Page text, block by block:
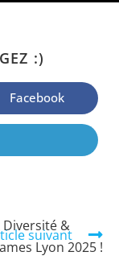
:)
Facebook
suivant
Lyon 2025 !